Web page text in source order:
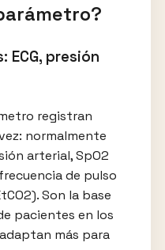
ECG, presión
registran
normalmente
arterial, SpO2
de pulso
Son la base
pacientes en los
más para